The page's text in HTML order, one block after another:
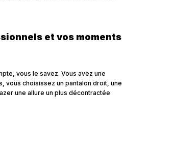
et vos moments
vous le savez. Vous avez une
vous choisissez un pantalon droit, une
une allure un plus décontractée